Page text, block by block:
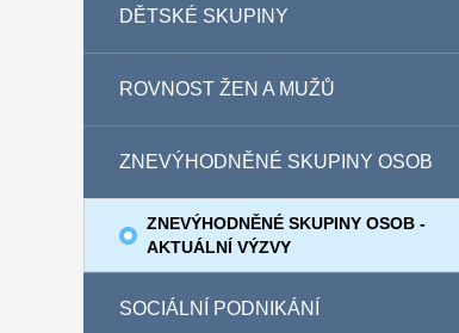
DĚTSKÉ SKUPINY
ROVNOST ŽEN A MUŽŮ
ZNEVÝHODNĚNÉ SKUPINY OSOB
ZNEVÝHODNĚNÉ SKUPINY OSOB -
AKTUÁLNÍ VÝZVY
SOCIÁLNÍ PODNIKÁNÍ